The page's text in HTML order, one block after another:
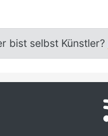
bist selbst Künstler?